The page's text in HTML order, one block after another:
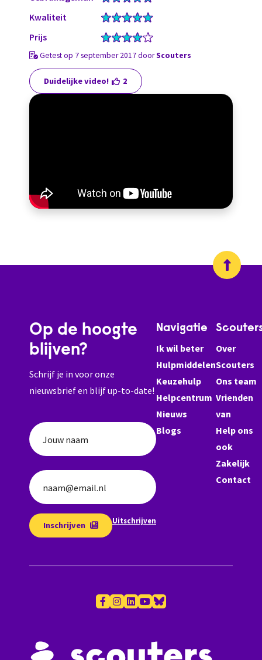
Kwaliteit
Prijs
Getest op 7 september 2017 doorScouters
Duidelijke video! 2
Op de hoogte
blijven?
Schrijf je in voor onze
nieuwsbrief en blijf up-to-date!
Jouw naam
naam@email.nl
Inschrijven Uitschrijven
Navigatie
Ik wil beter
Hulpmiddelen
Keuzehulp
Helpcentrum
Nieuws
Blogs
Over
Scouters
Ons team
Vrienden
van
Help ons
ook
Zakelijk
Contact